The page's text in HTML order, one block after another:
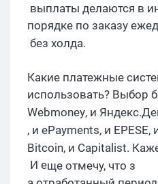
выплаты делаются в
порядке по заказу
без холда.
Какие платежные
использовать? Выбор
Webmoney, и
, и ePayments, и EPESE,
Bitcoin, и Capitalist.
И еще отмечу, что з